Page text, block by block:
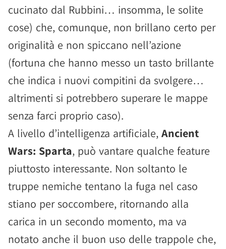
cucinato dal Rubbini… insomma, le solite
cose) che, comunque, non brillano certo per
originalità e non spiccano nell’azione
(fortuna che hanno messo un tasto brillante
che indica i nuovi compitini da svolgere…
altrimenti si potrebbero superare le mappe
senza farci proprio caso).
A livello d’intelligenza artificiale, Ancient
Wars: Sparta, può vantare qualche feature
piuttosto interessante. Non soltanto le
truppe nemiche tentano la fuga nel caso
stiano per soccombere, ritornando alla
carica in un secondo momento, ma va
notato anche il buon uso delle trappole che,